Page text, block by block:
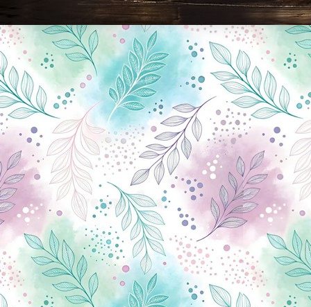
Новини Чернігова, Чернігівські новини, Чернігівський формат, новини Чернігова, події в Чернігові: політика, економіка, аналітика, культура, відеоновини, екологія, спортивний Чернігів, туризм, Чернігів